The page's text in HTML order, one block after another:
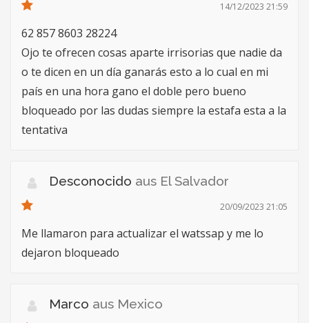
14/12/2023 21:59
62 857 8603 28224
Ojo te ofrecen cosas aparte irrisorias que nadie da
o te dicen en un día ganarás esto a lo cual en mi
país en una hora gano el doble pero bueno
bloqueado por las dudas siempre la estafa esta a la
tentativa
Desconocido aus El Salvador
20/09/2023 21:05
Me llamaron para actualizar el watssap y me lo
dejaron bloqueado
Marco aus Mexico